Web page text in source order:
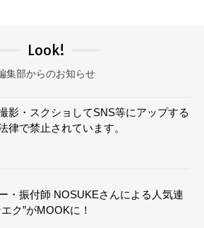
Look!
集部からのお知らせ
影・スクショしてSNS等にアップする
律で禁止されています。
・振付師 NOSUKEさんによる人気連
ク”がMOOKに！